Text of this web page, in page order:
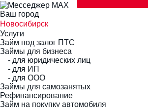
Ваш город
Новосибирск
Услуги
Займ под залог ПТС
Займы для бизнеса
- для юридических лиц
- для ИП
- для ООО
Займы для самозанятых
Рефинансирование
Займ на покупку автомобиля